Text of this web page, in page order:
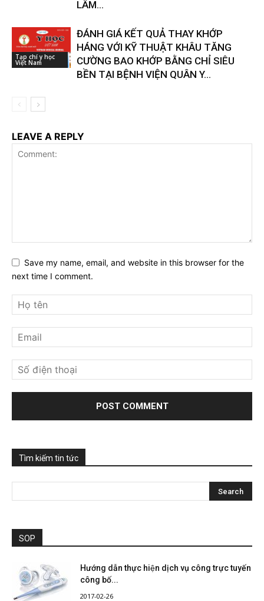
LÂM...
Tạp chí y học
Việt Nam
ĐÁNH GIÁ KẾT QUẢ THAY KHỚP
HÁNG VỚI KỸ THUẬT KHÂU TĂNG
CƯỜNG BAO KHỚP BẰNG CHỈ SIÊU
BỀN TẠI BỆNH VIỆN QUÂN Y...
LEAVE A REPLY
Save my name, email, and website in this browser for the
next time I comment.
Tìm kiếm tin tức
SOP
Hướng dẫn thực hiện dịch vụ công trực tuyến
công bố...
2017-02-26